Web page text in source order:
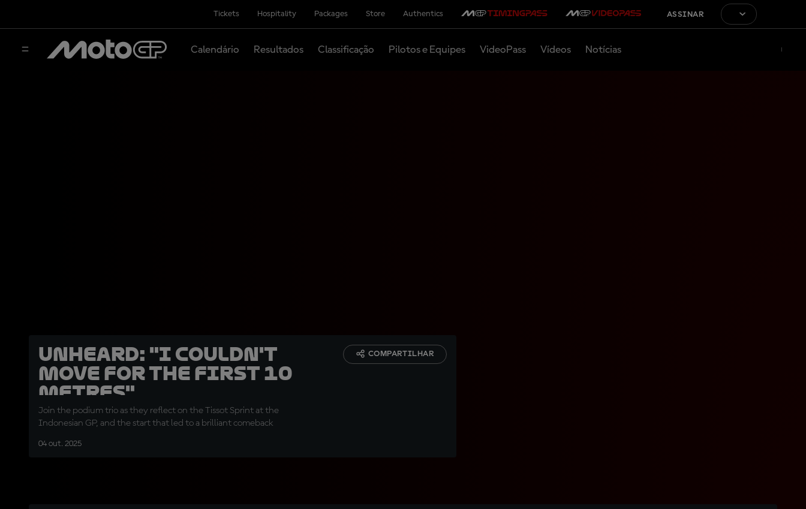
Tickets Hospitality Packages Store Authentics ASSINAR
Calendário Resultados Classificação Pilotos e Equipes VideoPass Vídeos Notícias
UNHEARD: "I couldn't
move for the first 10
metres"
Join the podium trio as they reflect on the Tissot Sprint at the
Indonesian GP, and the start that led to a brilliant comeback
04 out. 2025
COMPARTILHAR